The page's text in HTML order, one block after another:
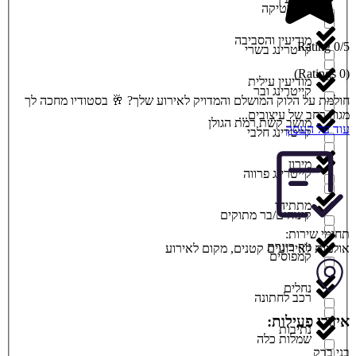
קוסמטיקה
קייטרינג בשרי
קייטרינג ובר
קייטרינג חלבי
קייטרינג פרווה
קינוחים/בר מתוקים
קמפוסים
רכב לחתונה
שמלות כלה
מודיעין והסביבה
מודיעין עילית
מושב קשת רמת הגולן
מירון
מתתיהו
נוף כינרת
נחלים
נתיבות
0/5 Rating
(0 Ratings)
חולמת על הלוק המושלם והמדויק לאירוע שלך? 🥂 בסטודיו מחכה לך
מגוון רחב של עיצובים...
עוד על העסק
תחומי שירות:
אולמות לאירועים קטנים, מקום לאירוע
איזורי פעילות:
בני ברק